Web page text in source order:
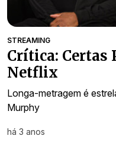
STREAMING
Crítica: Certas
Netflix
Longa-metragem é
Murphy
há 3 anos